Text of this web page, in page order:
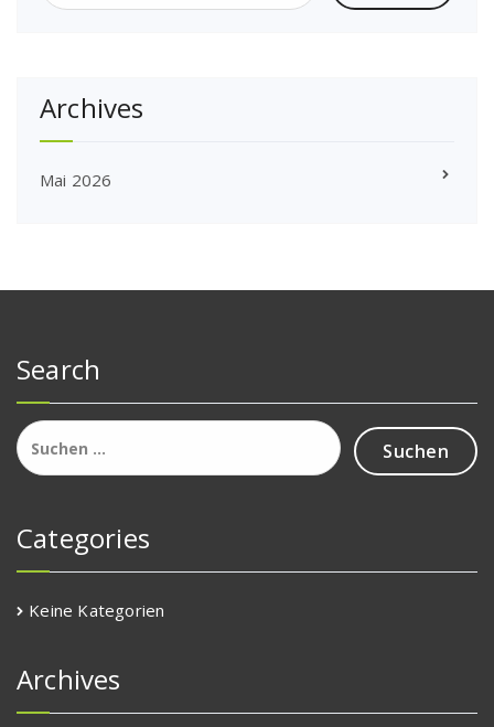
Archives
Mai 2026
Search
Suchen
nach:
Categories
Keine Kategorien
Archives